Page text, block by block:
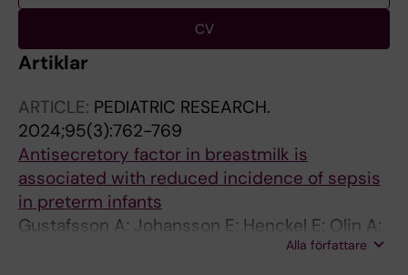
CV
Artiklar
ARTICLE: PEDIATRIC RESEARCH.
2024;95(3):762-769
Antisecretory factor in breastmilk is
associated with reduced incidence of sepsis
in preterm infants
Gustafsson A; Johansson E; Henckel E; Olin A;
Rodriguez L; Brodin P; Lange S; Bohlin KAlla författare